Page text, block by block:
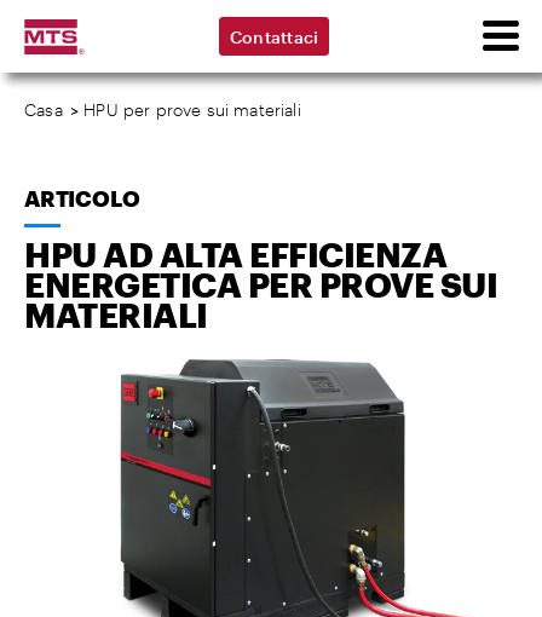
Contattaci
Casa > HPU per prove sui materiali
ARTICOLO
HPU AD ALTA EFFICIENZA
ENERGETICA PER PROVE SUI
MATERIALI